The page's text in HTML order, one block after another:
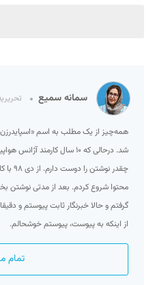
سمانه سمیع
همه‌چیز از یک مطلب به اسم
شد. درحالی که ۱۰ سال
چقدر
محتوا شروع کردم. بعد از مدتی
گرفتم و حالا خبرنگار ثابت پیوستم و
از اینکه به پیوست، پیوستم خوشحالم.
تمام